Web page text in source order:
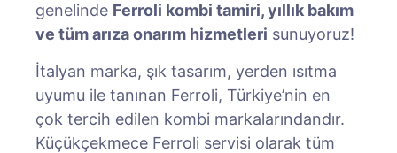
genelinde Ferroli kombi tamiri, yıllık bakım
ve tüm arıza onarım hizmetleri sunuyoruz!
İtalyan marka, şık tasarım, yerden ısıtma
uyumu ile tanınan Ferroli, Türkiye’nin en
çok tercih edilen kombi markalarındandır.
Küçükçekmece Ferroli servisi olarak tüm